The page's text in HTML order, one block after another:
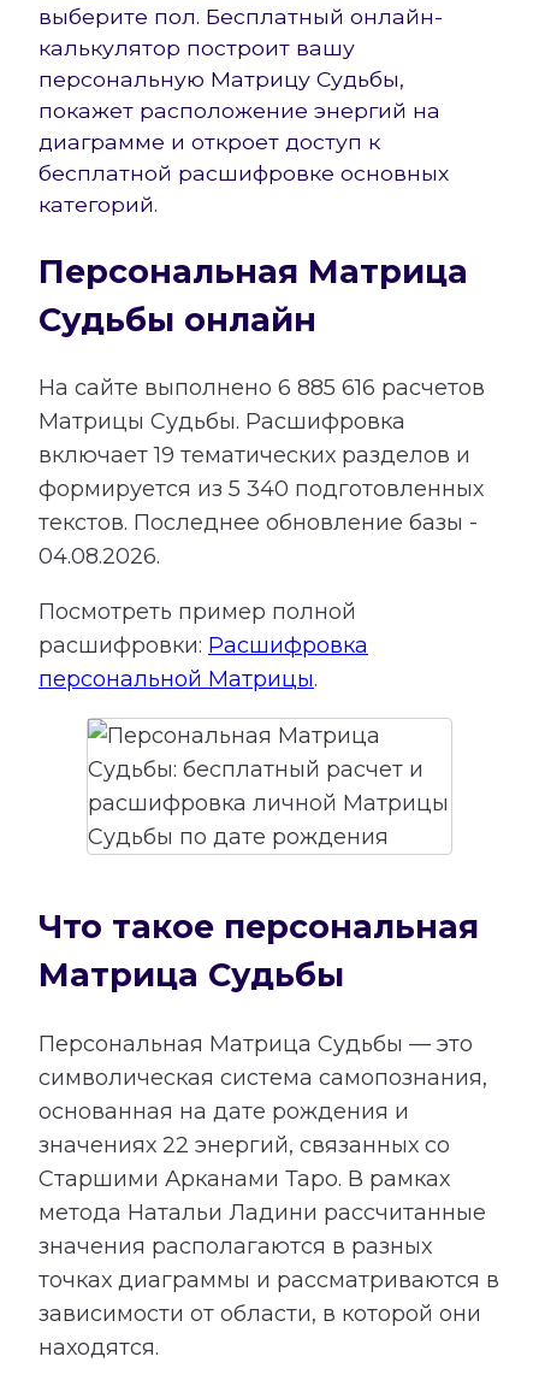
выберите пол. Бесплатный онлайн-
калькулятор построит вашу
персональную Матрицу Судьбы,
покажет расположение энергий на
диаграмме и откроет доступ к
бесплатной расшифровке основных
категорий.
Персональная Матрица
Судьбы онлайн
На сайте выполнено 6 885 616 расчетов
Матрицы Судьбы. Расшифровка
включает19 тематических разделов и
формируется из 5 340 подготовленных
текстов. Последнее обновление базы -
04.08.2026.
Посмотреть пример полной
расшифровки: Расшифровка
персональной Матрицы.
Что такое персональная
Матрица Судьбы
Персональная Матрица Судьбы — это
символическая система самопознания,
основанная на дате рождения и
значениях 22 энергий, связанных со
Старшими Арканами Таро. В рамках
метода Натальи Ладини рассчитанные
значения располагаются в разных
точках диаграммы и рассматриваются в
зависимости от области, в которой они
находятся.